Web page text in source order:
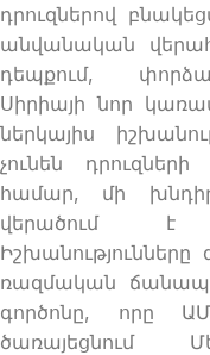
դրուզներով
անվանական
դեպքում,
Սիրիայի նոր
ներկայիս
չունեն
համար, մի
վերածում
Իշխանությունները
ռազմական
գործոնը, որը
ծառայեցնում